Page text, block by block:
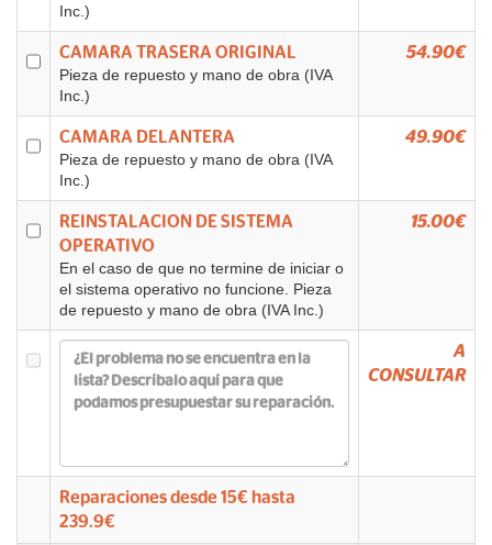
Inc.)
CAMARA TRASERA ORIGINAL
Pieza de repuesto y mano de obra (IVA
Inc.)
54.90€
CAMARA DELANTERA
Pieza de repuesto y mano de obra (IVA
Inc.)
49.90€
REINSTALACION DE SISTEMA
OPERATIVO
En el caso de que no termine de iniciar o
el sistema operativo no funcione. Pieza
de repuesto y mano de obra (IVA Inc.)
15.00€
A
CONSULTAR
Reparaciones desde15€ hasta
239.9€